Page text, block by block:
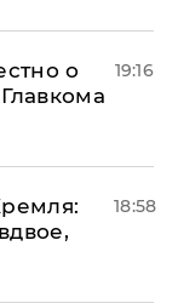
о
19:16
18:58